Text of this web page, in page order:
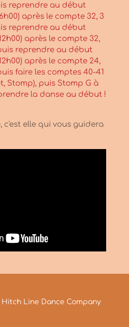
reprendre au début
après le compte 32, 3
reprendre au début
après le compte 32,
reprendre au début
après le compte 24,
faire les comptes 40-41
Stomp), puis Stomp G à
la danse au début !
c'est elle qui vous guidera
Hitch Line Dance Company